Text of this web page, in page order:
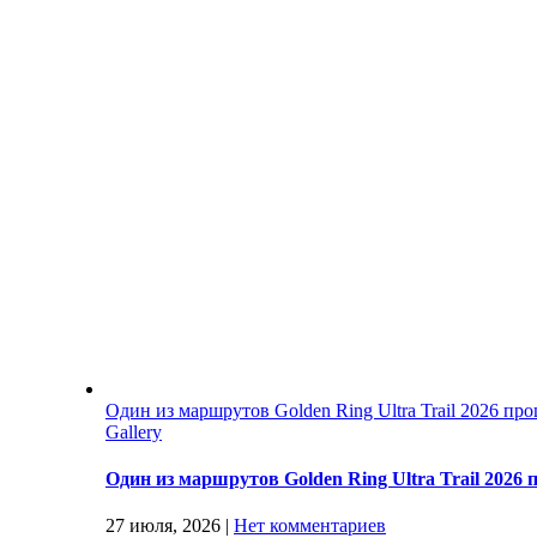
Один из маршрутов Golden Ring Ultra Trail 2026
Gallery
Один из маршрутов Golden Ring Ultra Trail
27 июля, 2026 Нет комментариев